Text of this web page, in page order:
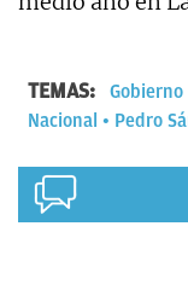
TEMAS: Gobierno
Nacional
Pedro